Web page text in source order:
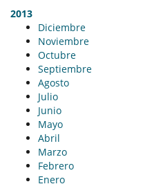
2013
Diciembre
Noviembre
Octubre
Septiembre
Agosto
Julio
Junio
Mayo
Abril
Marzo
Febrero
Enero